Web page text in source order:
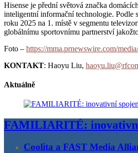
Hisense je přední světová značka
inteligentní informační technologie. Podle
roku 2025 na 1. místě v segmentu
globálnímu sportovnímu partnerství
Foto – https://mma.prnewswire.com/
KONTAKT: Haoyu Liu,
Aktuálně
FAMILIARITÉ:
Coolita a FAST Media